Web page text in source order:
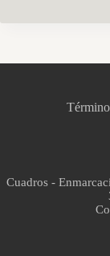
Cuadros -